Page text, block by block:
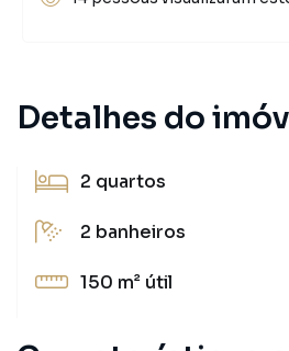
Detalhes do
2 quartos
2 banheiros
150 m² útil